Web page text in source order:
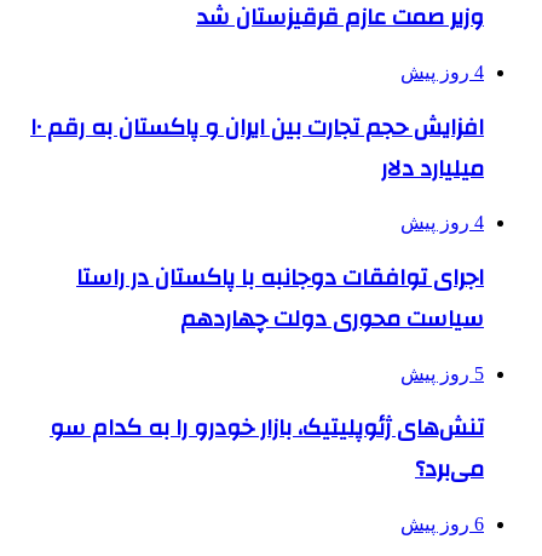
وزیر صمت عازم قرقیزستان شد
4 روز پیش
افزایش حجم تجارت بین ایران و پاکستان به رقم ۱۰
میلیارد دلار
4 روز پیش
اجرای توافقات دوجانبه با پاکستان در راستا
سیاست محوری دولت چهاردهم
5 روز پیش
تنش‌های ژئوپلیتیک، بازار خودرو را به کدام سو
می‌برد؟
6 روز پیش